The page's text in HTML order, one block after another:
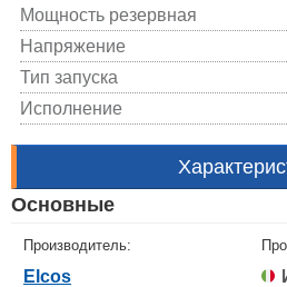
Мощность резервная
Напряжение
Тип запуска
Исполнение
Основные
Производитель:
Elcos